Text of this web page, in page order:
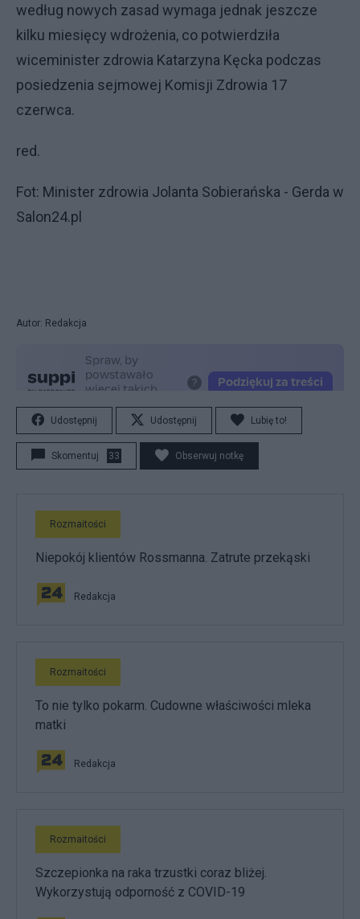
według nowych zasad wymaga jednak jeszcze
kilku miesięcy wdrożenia, co potwierdziła
wiceminister zdrowia Katarzyna Kęcka podczas
posiedzenia sejmowej Komisji Zdrowia 17
czerwca.
red.
Fot: Minister zdrowia Jolanta Sobierańska - Gerda w
Salon24.pl
Autor: Redakcja
Udostępnij Udostępnij Lubię to!
Skomentuj 33 Obserwuj notkę
Rozmaitości
Niepokój klientów Rossmanna. Zatrute przekąski
Redakcja
Rozmaitości
To nie tylko pokarm. Cudowne właściwości mleka
matki
Redakcja
Rozmaitości
Szczepionka na raka trzustki coraz bliżej.
Wykorzystują odporność z COVID-19